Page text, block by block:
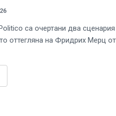
са очертани два
оттегляна на Фридрих Мерц от